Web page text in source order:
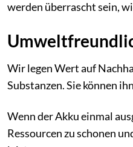
werden überrascht sein,
Wir legen Wert auf
Substanzen. Sie können
Wenn der Akku einmal
Ressourcen zu schonen